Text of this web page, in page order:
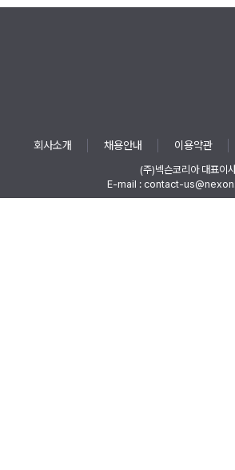
회사소개 채용안내 이용약관
(주)넥슨코리아 대표이
E-mail : contact-